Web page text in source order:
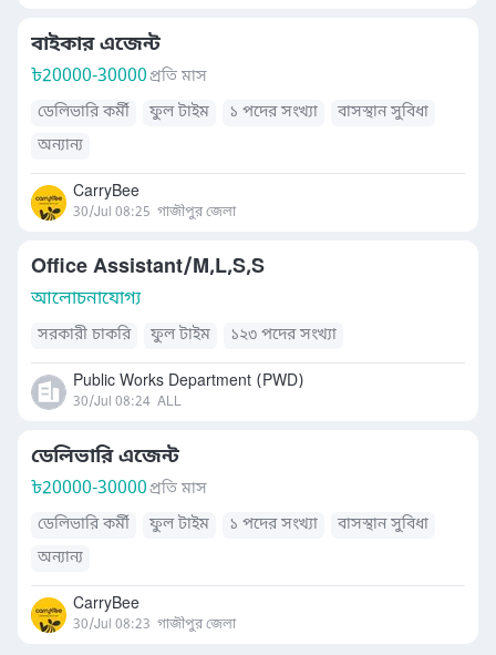
বাইকার এজেন্ট
৳20000-30000প্রতি মাস
ডেলিভারি কর্মী
ফুল টাইম ১ পদের সংখ্যা
বাসস্থান সুবিধা
অন্যান্য
CarryBee
30/Jul 08:25 গাজীপুর জেলা
Office Assistant/M,L,S,S
আলোচনাযোগ্য
সরকারী চাকরি ফুল টাইম ১২৩ পদের সংখ্যা
Public Works Department (PWD)
30/Jul 08:24 ALL
ডেলিভারি এজেন্ট
৳20000-30000প্রতি মাস
ডেলিভারি কর্মী
ফুল টাইম ১ পদের সংখ্যা
বাসস্থান সুবিধা
অন্যান্য
CarryBee
30/Jul 08:23 গাজীপুর জেলা